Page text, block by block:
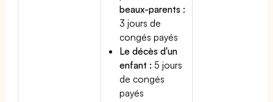
beaux-parents :
3 jours de
congés payés
Le décès d'un
enfant : 5 jours
de congés
payés